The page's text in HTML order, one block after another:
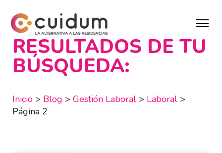
RESULTADOS DE TU
BÚSQUEDA:
Inicio > Blog > Gestión Laboral > Laboral >
Página 2